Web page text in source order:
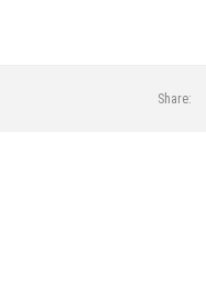
Share: